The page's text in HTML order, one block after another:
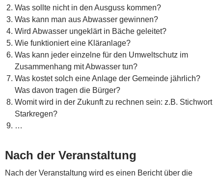
Was sollte nicht in den Ausguss kommen?
Was kann man aus Abwasser gewinnen?
Wird Abwasser ungeklärt in Bäche geleitet?
Wie funktioniert eine Kläranlage?
Was kann jeder einzelne für den Umweltschutz im
Zusammenhang mit Abwasser tun?
Was kostet solch eine Anlage der Gemeinde jährlich?
Was davon tragen die Bürger?
Womit wird in der Zukunft zu rechnen sein: z.B. Stichwort
Starkregen?
…
Nach der Veranstaltung
Nach der Veranstaltung wird es einen Bericht über die